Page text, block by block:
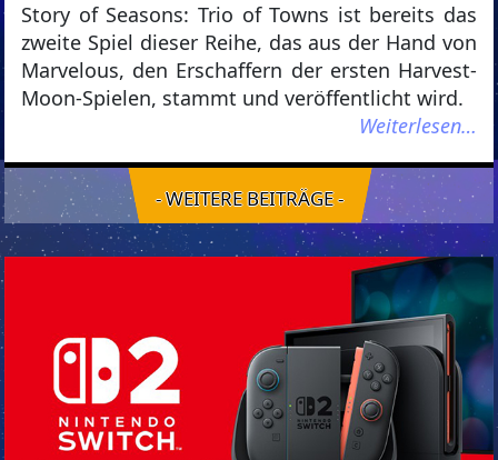
Story of Seasons: Trio of Towns ist bereits das
zweite Spiel dieser Reihe, das aus der Hand von
Marvelous, den Erschaffern der ersten Harvest-
Moon-Spielen, stammt und veröffentlicht wird.
Weiterlesen…
- WEITERE BEITRÄGE -